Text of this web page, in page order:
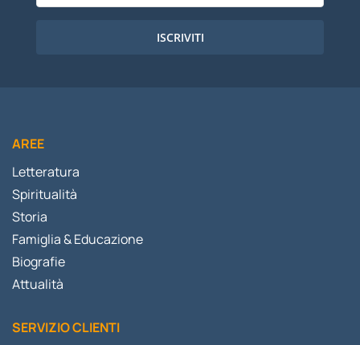
ISCRIVITI
AREE
Letteratura
Spiritualità
Storia
Famiglia & Educazione
Biografie
Attualità
SERVIZIO CLIENTI